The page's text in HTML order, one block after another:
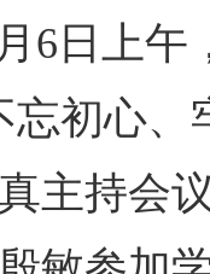
月 6 日上午
忘初心、
主持会